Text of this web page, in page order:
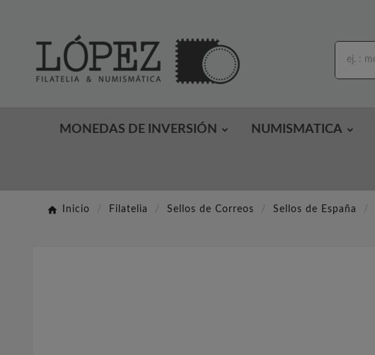
MONEDAS DE INVERSIÓN NUMISMATICA
Inicio Filatelia Sellos de Correos Sellos de España